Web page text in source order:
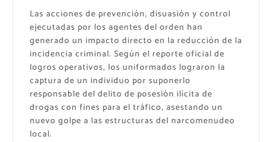
Las acciones de prevención, disuasión y control
ejecutadas por los agentes del orden han
generado un impacto directo en la reducción de la
incidencia criminal. Según el reporte oficial de
logros operativos, los uniformados lograron la
captura de un individuo por suponerlo
responsable del delito de posesión ilícita de
drogas con fines para el tráfico, asestando un
nuevo golpe a las estructuras del narcomenudeo
local.